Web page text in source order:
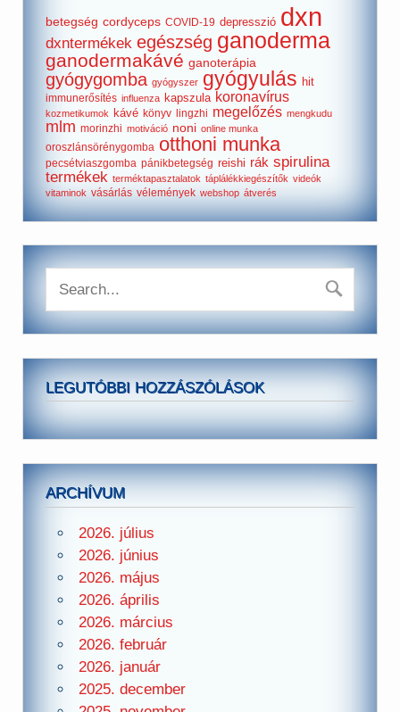
betegség cordyceps COVID-19 depresszió dxn
dxntermékek egészség ganoderma
ganodermakávé ganoterápia
gyógygomba gyógyszer gyógyulás hit
immunerősítés influenza kapszula koronavírus
kozmetikumok kávé könyv lingzhi megelőzés mengkudu
mlm morinzhi motiváció noni online munka
oroszlánsörénygomba otthoni munka
pecsétviaszgomba pánikbetegség reishi rák spirulina
termékek terméktapasztalatok táplálékkiegészítők videók
vitaminok vásárlás vélemények webshop átverés
LEGUTÓBBI HOZZÁSZÓLÁSOK
ARCHÍVUM
2026. július
2026. június
2026. május
2026. április
2026. március
2026. február
2026. január
2025. december